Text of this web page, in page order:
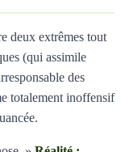
deux extrêmes tout
(qui assimile
des
totalement inoffensif